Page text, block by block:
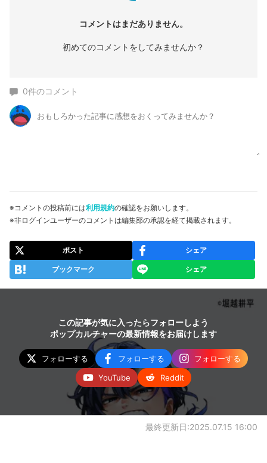
コメントはまだありません。
初めてのコメントをしてみませんか？
0件のコメント
※コメントの投稿前には利用規約の確認をお願いします。
※非ログインユーザーのコメントは編集部の承認を経て掲載されます。
ポスト シェア
ブックマーク シェア
この記事が気に入ったらフォローしよう
ポップカルチャーの最新情報をお届けします
フォローする フォローする
フォローする
YouTube
Reddit
最終更新日:2025.07.15 16:00